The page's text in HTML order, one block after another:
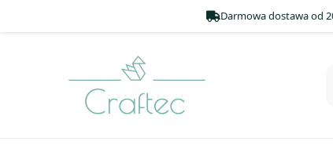
Darmowa dostawa od